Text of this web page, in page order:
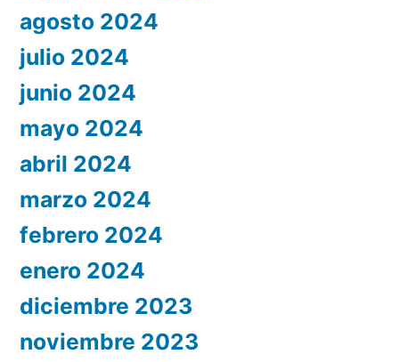
agosto 2024
julio 2024
junio 2024
mayo 2024
abril 2024
marzo 2024
febrero 2024
enero 2024
diciembre 2023
noviembre 2023